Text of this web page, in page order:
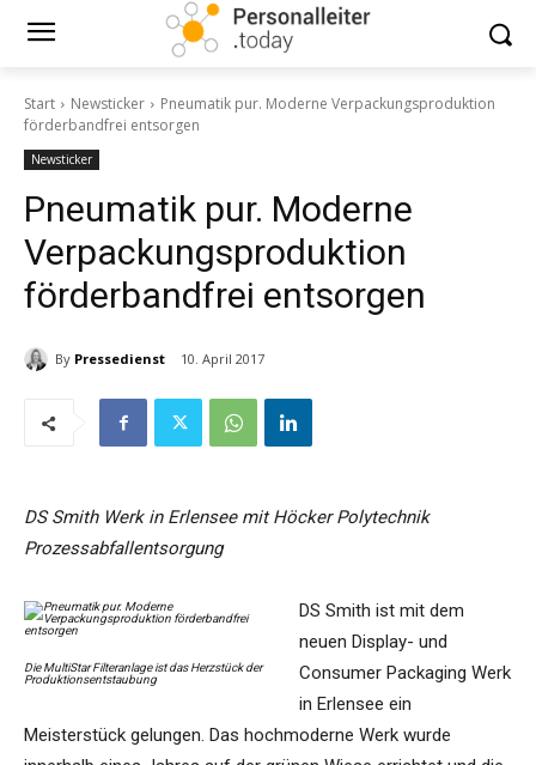
Start Newsticker
Pneumatik pur. Moderne Verpackungsproduktion
förderbandfrei entsorgen
Newsticker
Pneumatik pur. Moderne
Verpackungsproduktion
förderbandfrei entsorgen
By Pressedienst 10. April 2017
DS Smith Werk in Erlensee mit Höcker Polytechnik
Prozessabfallentsorgung
Die MultiStar Filteranlage ist das Herzstück der
Produktionsentstaubung
DS Smith ist mit dem
neuen Display- und
Consumer Packaging Werk
in Erlensee ein
Meisterstück gelungen. Das hochmoderne Werk wurde